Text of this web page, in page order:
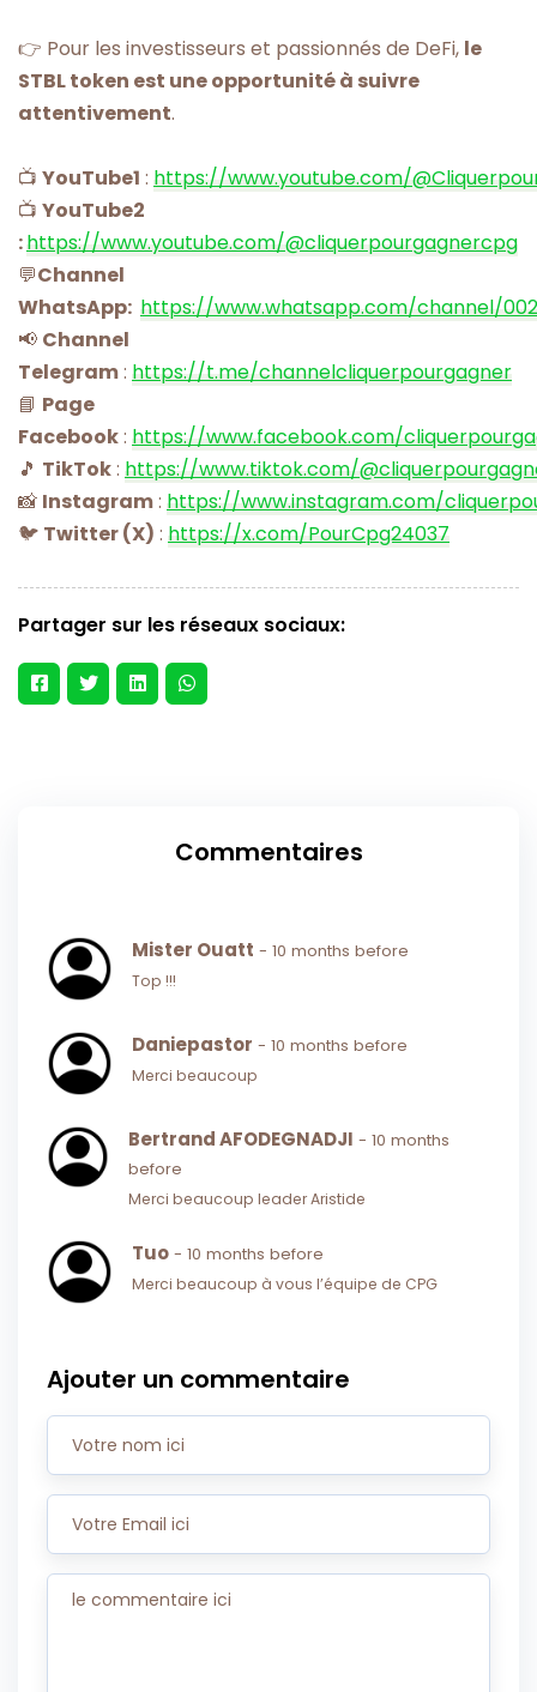
👉 Pour les investisseurs et passionnés de DeFi, le
STBL token est une opportunité à suivre
attentivement.
📺 YouTube1 : https://www.youtube.com/
📺 YouTube2
:https://www.youtube.com/@cliquerpourgagnercpg
💬Channel
WhatsApp: https://www.whatsapp.com/channel/
📢 Channel
Telegram: https://t.me/channelcliquerpourgagner
📘 Page
Facebook: https://www.facebook.com/
🎵 TikTok: https://www.tiktok.com/
📸 Instagram: https://www.instagram.com/
🐦 Twitter (X) : https://x.com/PourCpg24037
Partager sur les réseaux sociaux:
Commentaires
Mister Ouatt - 10 months before
Top !!!
Daniepastor - 10 months before
Merci beaucoup
Bertrand AFODEGNADJI - 10 months
before
Merci beaucoup leader Aristide
Tuo - 10 months before
Merci beaucoup à vous l’équipe de CPG
Ajouter un commentaire